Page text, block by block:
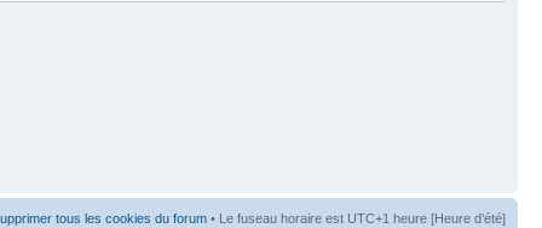
tous les cookies du forum • Le fuseau horaire est UTC+1 heure [Heure d’été]